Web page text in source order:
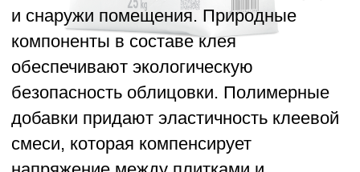
облицовки керамической плиткой или
мозаикой бассейна, хаммама, сауны,
подвергающихся повышенной
влажности. Клей инертен к хлору,
средствам. Заполнение чаши бассейна
водой возможно через 10 суток.